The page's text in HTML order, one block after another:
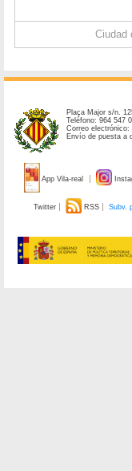
Ciudad
Plaça Major s/n.
Teléfono: 964 547
Correo electrónico:
Envío de puesta a
App Vila-real
Twitter RSS Subv.